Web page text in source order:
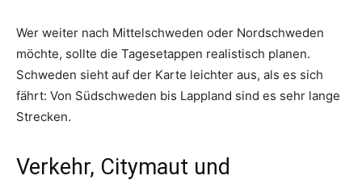
Wer weiter nach Mittelschweden oder Nordschweden
möchte, sollte die Tagesetappen realistisch planen.
Schweden sieht auf der Karte leichter aus, als es sich
fährt: Von Südschweden bis Lappland sind es sehr lange
Strecken.
Verkehr, Citymaut und